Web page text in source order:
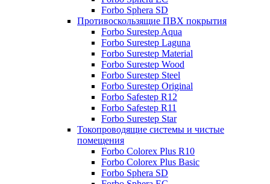
Forbo Sphera SD
Противоскользящие ПВХ покрытия
Forbo Surestep Aqua
Forbo Surestep Laguna
Forbo Surestep Material
Forbo Surestep Wood
Forbo Surestep Steel
Forbo Surestep Original
Forbo Safestep R12
Forbo Safestep R11
Forbo Surestep Star
Токопроводящие системы и чистые
помещения
Forbo Colorex Plus R10
Forbo Colorex Plus Basic
Forbo Sphera SD